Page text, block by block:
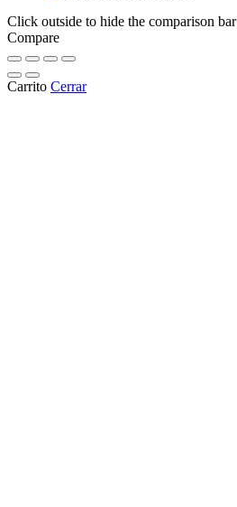
Click outside to hide the comparison bar
Compare
Carrito Cerrar